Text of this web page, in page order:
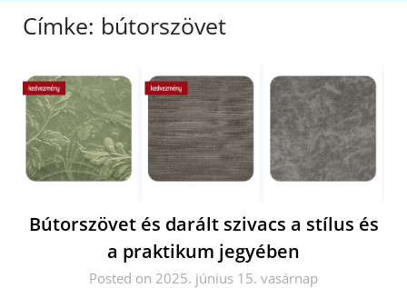
Címke: bútorszövet
Bútorszövet és darált szivacs a stílus és
a praktikum jegyében
Posted on 2025. június 15. vasárnap